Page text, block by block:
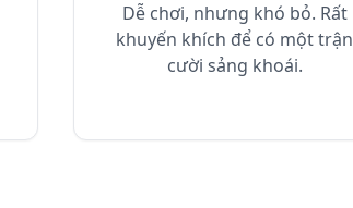
Dễ chơi, nhưng khó bỏ. Rất
khuyến khích để có một trận
cười sảng khoái.